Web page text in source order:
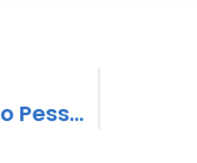
Analista de Departamento Pessoal